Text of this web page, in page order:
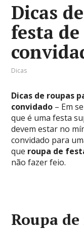
Dicas
festa
Dicas
Dicas de roupas
convidado – Em
que é uma festa
devem estar no
convidado para
que roupa de
não fazer feio.
Roupa